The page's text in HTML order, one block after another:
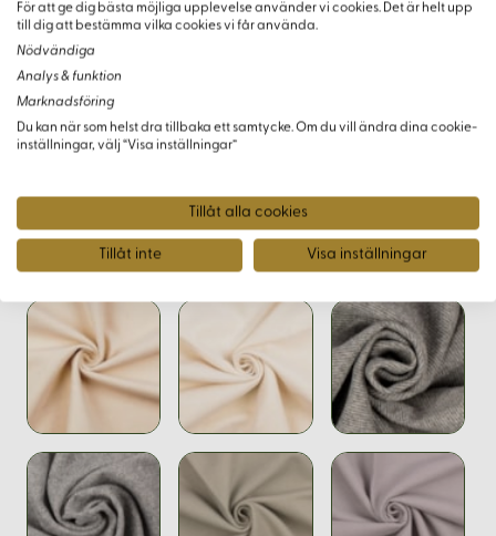
Minsta beställningsmängd: 0,5 meter metervara
För att säkerställa rätt färg och kvalitet kan du beställa ett
tygprov - antingen en komplett provkarta över alla kläden i
vårt sortiment eller ett enskilt prov av detta specifika tyg.
Varianter
För att ge dig bästa möjliga upplevelse använder vi cookies. Det är helt upp
till dig att bestämma vilka cookies vi får använda.
Nödvändiga
Analys & funktion
Marknadsföring
Du kan när som helst dra tillbaka ett samtycke. Om du vill ändra dina cookie-
inställningar, välj “Visa inställningar”
Tillåt alla cookies
Tillåt inte Visa inställningar